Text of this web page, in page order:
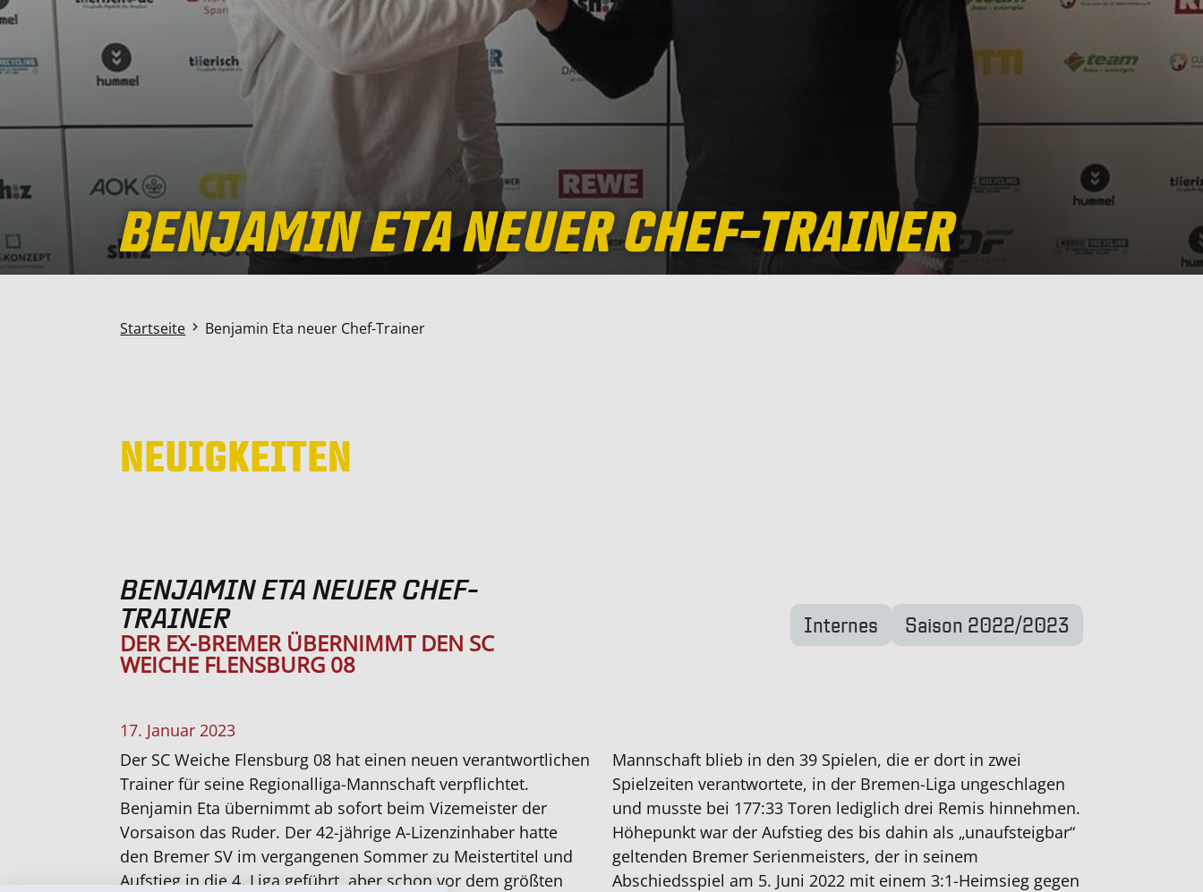
BENJAMIN ETA NEUER CHEF-TRAINER
Startseite  Benjamin Eta neuer Chef-Trainer
NEUIGKEITEN
BENJAMIN ETA NEUER CHEF-
TRAINER
DER EX-BREMER ÜBERNIMMT DEN SC
WEICHE FLENSBURG 08
Internes Saison 2022/2023
17. Januar 2023
Der SC Weiche Flensburg 08 hat einen neuen verantwortlichen
Trainer für seine Regionalliga-Mannschaft verpflichtet.
Benjamin Eta übernimmt ab sofort beim Vizemeister der
Vorsaison das Ruder. Der 42-jährige A-Lizenzinhaber hatte
den Bremer SV im vergangenen Sommer zu Meistertitel und
Aufstieg in die 4. Liga geführt, aber schon vor dem größten
Mannschaft blieb in den 39 Spielen, die er dort in zwei
Spielzeiten verantwortete, in der Bremen-Liga ungeschlagen
und musste bei 177:33 Toren lediglich drei Remis hinnehmen.
Höhepunkt war der Aufstieg des bis dahin als „unaufsteigbar“
geltenden Bremer Serienmeisters, der in seinem
Abschiedsspiel am 5. Juni 2022 mit einem 3:1-Heimsieg gegen